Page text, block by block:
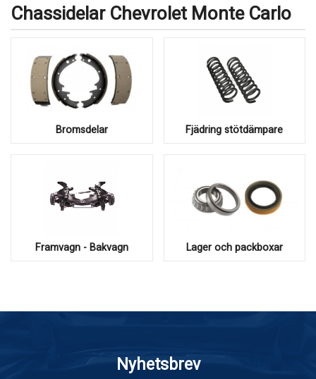
Chassidelar Chevrolet Monte Carlo
Bromsdelar Fjädring stötdämpare
Framvagn - Bakvagn Lager och packboxar
Nyhetsbrev